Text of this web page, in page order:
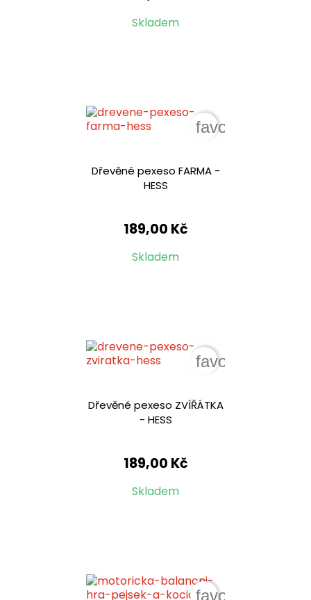
Skladem
Dřevěné pexeso FARMA -
HESS
189,00 Kč
Skladem
favorite_border
Dřevěné pexeso ZVÍŘÁTKA
- HESS
189,00 Kč
Skladem
favorite_border
favorite_border